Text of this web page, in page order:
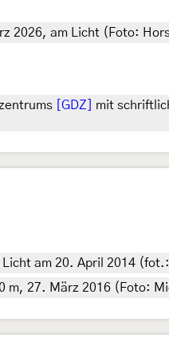
2026, am Licht (Foto:
[GDZ]
mit
am 20. April 2014
m, 27. März 2016 (Foto: